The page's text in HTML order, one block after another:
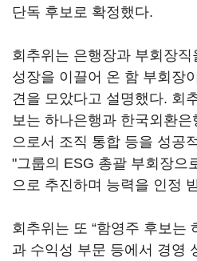
단독 후보로 확정했다.
회추위는 은행장과 부회장직
성장을 이끌어 온 함 부회장
견을 모았다고 설명했다. 회
보는 하나은행과 한국외환
으로서 조직 통합 등을 성공
"그룹의 ESG 총괄 부회장으
으로 추진하며 능력을 인정
회추위는 또 “함영주 후보는
과 수익성 부문 등에서 경영